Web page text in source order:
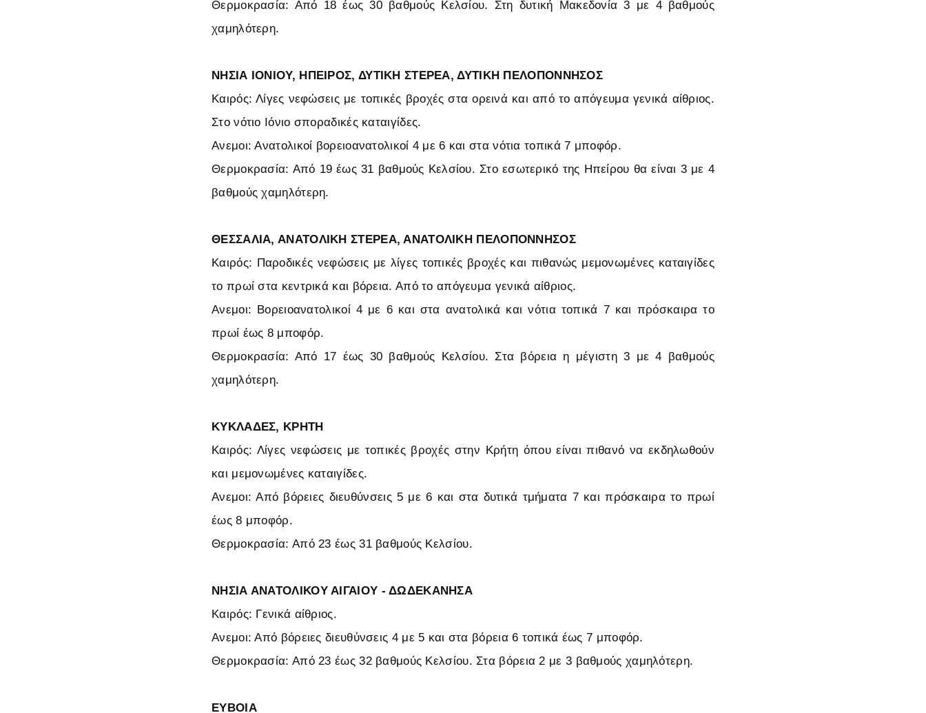
Θερμοκρασία: Από 18 έως 30 βαθμούς Κελσίου. Στη δυτική Μακεδονία 3 με 4 βαθμούς
χαμηλότερη.
ΝΗΣΙΑ ΙΟΝΙΟΥ, ΗΠΕΙΡΟΣ, ΔΥΤΙΚΗ ΣΤΕΡΕΑ, ΔΥΤΙΚΗ ΠΕΛΟΠΟΝΝΗΣΟΣ
Καιρός: Λίγες νεφώσεις με τοπικές βροχές στα ορεινά και από το απόγευμα γενικά αίθριος.
Στο νότιο Ιόνιο σποραδικές καταιγίδες.
Ανεμοι: Ανατολικοί βορειοανατολικοί 4 με 6 και στα νότια τοπικά 7 μποφόρ.
Θερμοκρασία: Από 19 έως 31 βαθμούς Κελσίου. Στο εσωτερικό της Ηπείρου θα είναι 3 με 4
βαθμούς χαμηλότερη.
ΘΕΣΣΑΛΙΑ, ΑΝΑΤΟΛΙΚΗ ΣΤΕΡΕΑ, ΑΝΑΤΟΛΙΚΗ ΠΕΛΟΠΟΝΝΗΣΟΣ
Καιρός: Παροδικές νεφώσεις με λίγες τοπικές βροχές και πιθανώς μεμονωμένες καταιγίδες
το πρωί στα κεντρικά και βόρεια. Από το απόγευμα γενικά αίθριος.
Ανεμοι: Βορειοανατολικοί 4 με 6 και στα ανατολικά και νότια τοπικά 7 και πρόσκαιρα το
πρωί έως 8 μποφόρ.
Θερμοκρασία: Από 17 έως 30 βαθμούς Κελσίου. Στα βόρεια η μέγιστη 3 με 4 βαθμούς
χαμηλότερη.
ΚΥΚΛΑΔΕΣ, ΚΡΗΤΗ
Καιρός: Λίγες νεφώσεις με τοπικές βροχές στην Κρήτη όπου είναι πιθανό να εκδηλωθούν
και μεμονωμένες καταιγίδες.
Ανεμοι: Από βόρειες διευθύνσεις 5 με 6 και στα δυτικά τμήματα 7 και πρόσκαιρα το πρωί
έως 8 μποφόρ.
Θερμοκρασία: Από 23 έως 31 βαθμούς Κελσίου.
ΝΗΣΙΑ ΑΝΑΤΟΛΙΚΟΥ ΑΙΓΑΙΟΥ - ΔΩΔΕΚΑΝΗΣΑ
Καιρός: Γενικά αίθριος.
Ανεμοι: Από βόρειες διευθύνσεις 4 με 5 και στα βόρεια 6 τοπικά έως 7 μποφόρ.
Θερμοκρασία: Από 23 έως 32 βαθμούς Κελσίου. Στα βόρεια 2 με 3 βαθμούς χαμηλότερη.
ΕΥΒΟΙΑ